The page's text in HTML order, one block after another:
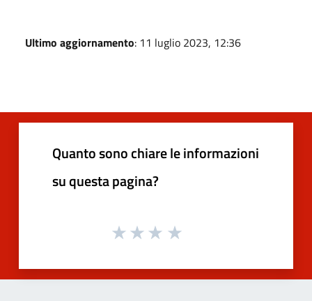
Ultimo aggiornamento: 11 luglio 2023, 12:36
Quanto sono chiare le informazioni
su questa pagina?